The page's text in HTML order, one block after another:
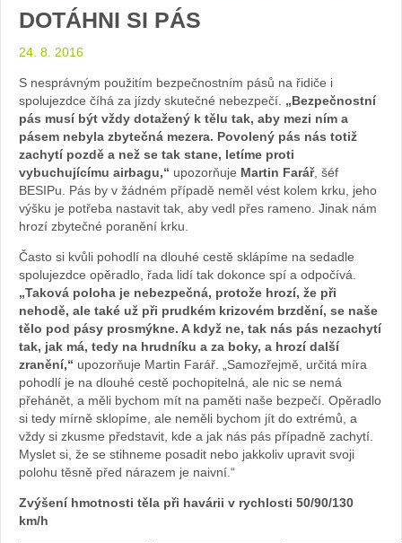
DOTÁHNI SI PÁS
24. 8. 2016
S nesprávným použitím bezpečnostním pásů na řidiče i
spolujezdce číhá za jízdy skutečné nebezpečí. „Bezpečnostní
pás musí být vždy dotažený k tělu tak, aby mezi ním a
pásem nebyla zbytečná mezera. Povolený pás nás totiž
zachytí pozdě a než se tak stane, letíme proti
vybuchujícímu airbagu,“ upozorňuje Martin Farář, šéf
BESIPu. Pás by v žádném případě neměl vést kolem krku, jeho
výšku je potřeba nastavit tak, aby vedl přes rameno. Jinak nám
hrozí zbytečné poranění krku.
Často si kvůli pohodlí na dlouhé cestě sklápíme na sedadle
spolujezdce opěradlo, řada lidí tak dokonce spí a odpočívá.
„Taková poloha je nebezpečná, protože hrozí, že při
nehodě, ale také už při prudkém krizovém brzdění, se naše
tělo pod pásy prosmýkne. A když ne, tak nás pás nezachytí
tak, jak má, tedy na hrudníku a za boky, a hrozí další
zranění,“ upozorňuje Martin Farář. „Samozřejmě, určitá míra
pohodlí je na dlouhé cestě pochopitelná, ale nic se nemá
přehánět, a měli bychom mít na paměti naše bezpečí. Opěradlo
si tedy mírně sklopíme, ale neměli bychom jít do extrémů, a
vždy si zkusme představit, kde a jak nás pás případně zachytí.
Myslet si, že se stihneme posadit nebo jakkoliv upravit svoji
polohu těsně před nárazem je naivní.“
Zvýšení hmotnosti těla při havárii v rychlosti 50/90/130
km/h